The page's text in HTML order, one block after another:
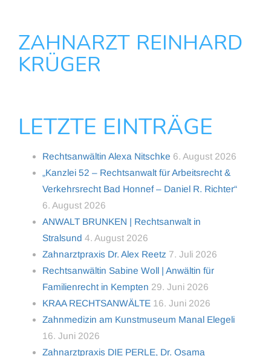
ZAHNARZT REINHARD
KRÜGER
LETZTE EINTRÄGE
Rechtsanwältin Alexa Nitschke 6. August 2026
„Kanzlei 52 – Rechtsanwalt für Arbeitsrecht &
Verkehrsrecht Bad Honnef – Daniel R. Richter“
6. August 2026
ANWALT BRUNKEN | Rechtsanwalt in
Stralsund 4. August 2026
Zahnarztpraxis Dr. Alex Reetz 7. Juli 2026
Rechtsanwältin Sabine Woll | Anwältin für
Familienrecht in Kempten 29. Juni 2026
KRAA RECHTSANWÄLTE 16. Juni 2026
Zahnmedizin am Kunstmuseum Manal Elegeli
16. Juni 2026
Zahnarztpraxis DIE PERLE, Dr. Osama